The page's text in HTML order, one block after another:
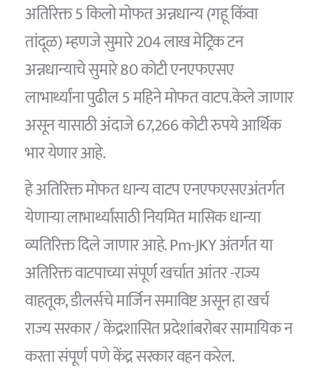
अतिरिक्त 5 किलो मोफत अन्नधान्य (गहू किंवा
तांदूळ) म्हणजे सुमारे 204 लाख मेट्रिक टन
अन्नधान्याचे सुमारे 80 कोटी एनएफएसए
लाभार्थ्यांना पुढील 5 महिने मोफत वाटप.केले जाणार
असून यासाठी अंदाजे 67,266 कोटी रुपये आर्थिक
भार येणार आहे.
हे अतिरिक्त मोफत धान्य वाटप एनएफएसएअंतर्गत
येणाऱ्या लाभार्थ्यांसाठी नियमित मासिक धान्या
व्यतिरिक्त दिले जाणार आहे. Pm-JKY अंतर्गत या
अतिरिक्त वाटपाच्या संपूर्ण खर्चात आंतर -राज्य
वाहतूक, डीलर्सचे मार्जिन समाविष्ट असून हा खर्च
राज्य सरकार / केंद्रशासित प्रदेशांबरोबर सामायिक न
करता संपूर्ण पणे केंद्र सरकार वहन करेल.